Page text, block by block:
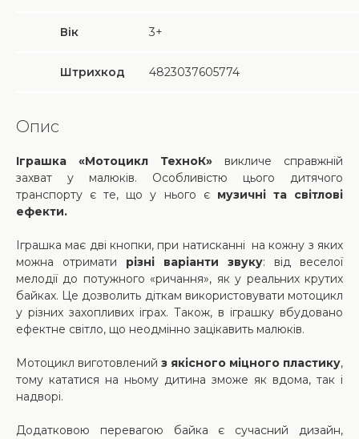
Вік 3+
Штрихкод 4823037605774
Опис
Іграшка «Мотоцикл ТехноК» викличе справжній
захват у малюків. Особливістю цього дитячого
транспорту є те, що у нього є музичні та світлові
ефекти.
Іграшка має дві кнопки, при натисканні на кожну з яких
можна отримати різні варіанти звуку: від веселої
мелодії до потужного «ричання», як у реальних крутих
байках. Це дозволить діткам використовувати мотоцикл
у різних захопливих іграх. Також, в іграшку вбудовано
ефектне світло, що неодмінно зацікавить малюків.
Мотоцикл виготовлений з якісного міцного пластику,
тому кататися на ньому дитина зможе як вдома, так і
надворі.
Додатковою перевагою байка є сучасний дизайн,